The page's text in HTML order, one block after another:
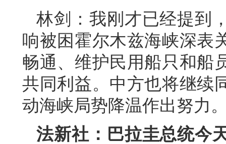
林剑：我刚才已经提到
响被困霍尔木兹海峡深表
畅通、维护民用船只和船
共同利益。中方也将继续
动海峡局势降温作出努力
法新社：巴拉圭总统今